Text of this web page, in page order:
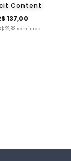
Content
137,00
22,83 sem juros